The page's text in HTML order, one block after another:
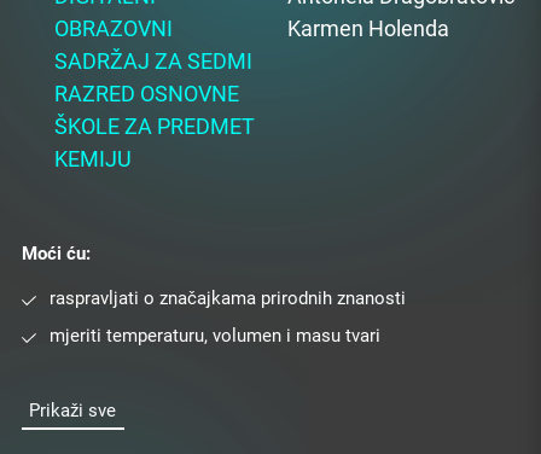
OBRAZOVNI
SADRŽAJ ZA SEDMI
RAZRED OSNOVNE
ŠKOLE ZA PREDMET
KEMIJU
Karmen Holenda
Moći ću:
raspravljati o značajkama prirodnih znanosti
mjeriti temperaturu, volumen i masu tvari
Prikaži sve